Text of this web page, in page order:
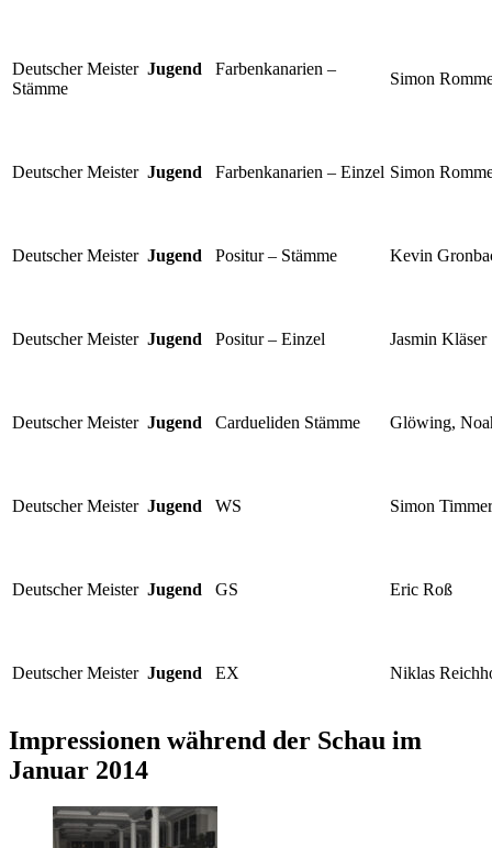
Deutscher Meister Jugend Farbenkanarien –
Stämme
Simon
Deutscher Meister Jugend Farbenkanarien – Einzel Simon
Deutscher Meister Jugend Positur – Stämme Kevin
Deutscher Meister Jugend Positur – Einzel Jasmin Kläser
Deutscher Meister Jugend Cardueliden Stämme Glöwing,
Deutscher Meister Jugend WS Simon Timmer
Deutscher Meister Jugend GS Eric Roß
Deutscher Meister Jugend EX Niklas
Impressionen während der Schau im
Januar 2014